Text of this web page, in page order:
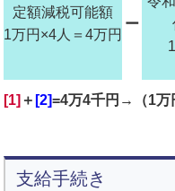
定額減税可能額
1万円×4人＝4万円
ー
[1] ＋ [2]=4万4千円→（1万
支給手続き